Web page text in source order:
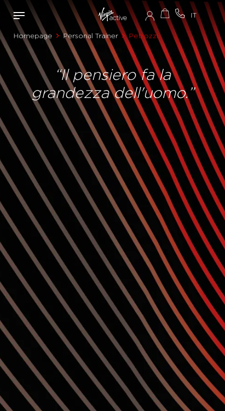
Homepage Personal Trainer Petrozzi
“Il pensiero fa la
grandezza dell'uomo.”